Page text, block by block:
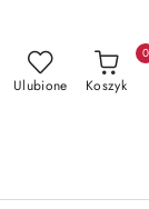
Ulubione Koszyk
0